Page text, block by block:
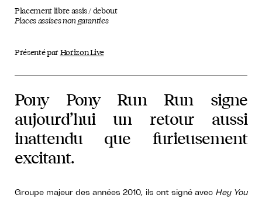
Pony Pony Run Run signe
aujourd’hui un retour aussi
inattendu que furieusement
excitant.
Groupe majeur des années 2010, ils ont signé avec Hey You
Placement libre assis / debout
Places assises non garanties
Présenté par Horizon Live